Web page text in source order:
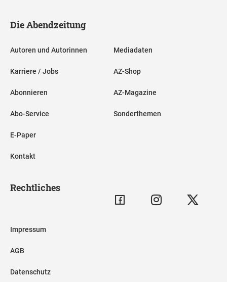
Die Abendzeitung
Autoren und Autorinnen
Karriere / Jobs
Abonnieren
Abo-Service
E-Paper
Kontakt
Mediadaten
AZ-Shop
AZ-Magazine
Sonderthemen
Rechtliches
Impressum
AGB
Datenschutz